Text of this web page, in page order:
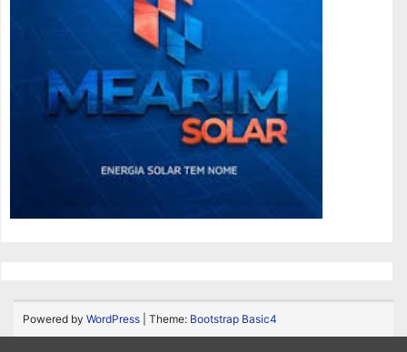
Powered by WordPress | Theme: Bootstrap Basic4